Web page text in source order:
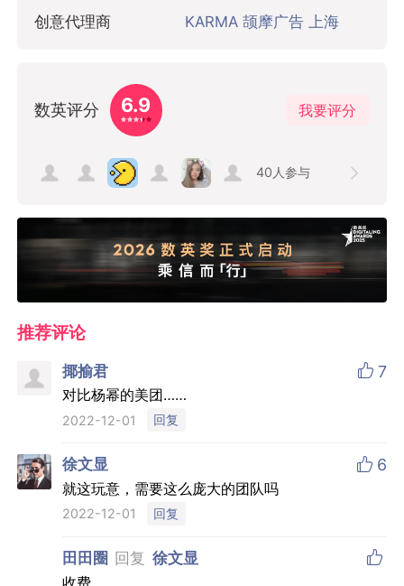
品牌/广告主 猎聘网
创意代理商 KARMA 颉摩广告 上海
6.9
40 人参与
推荐评论
揶揄君 
对比杨幂的美团……
2022-12-01 回复
6
就这玩意，需要这么庞大的团队吗